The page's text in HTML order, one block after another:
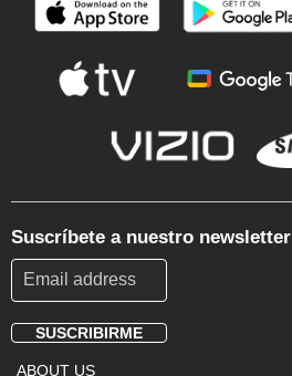
Suscríbete a nuestro newsletter
SUSCRIBIRME
ABOUT US